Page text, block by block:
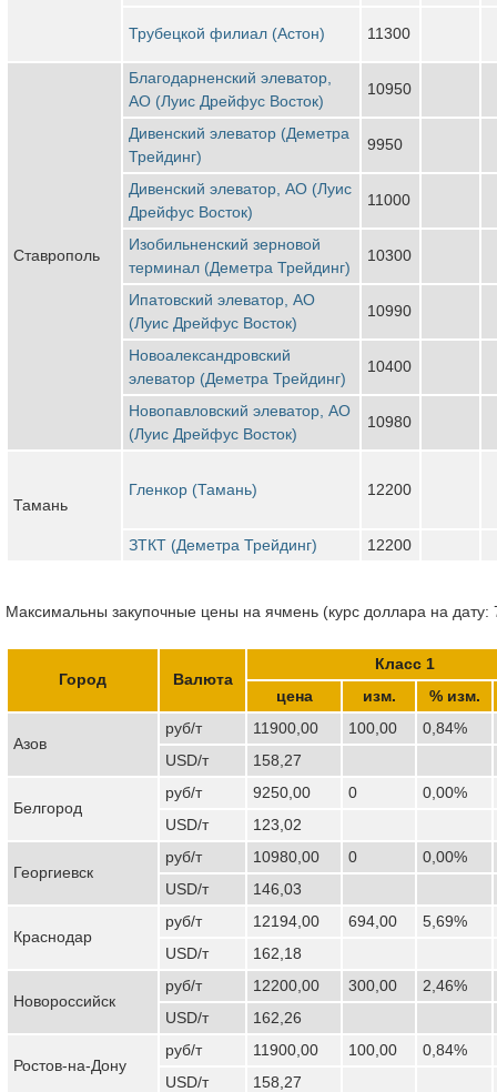
Трубецкой филиал (Астон) 11300
Ставрополь
Благодарненский элеватор,
АО (Луис Дрейфус Восток)
10950
Дивенский элеватор (Деметра
Трейдинг)
9950
Дивенский элеватор, АО (Луис
Дрейфус Восток)
11000
Изобильненский зерновой
терминал (Деметра Трейдинг)
10300
Ипатовский элеватор, АО
(Луис Дрейфус Восток)
10990
Новоалександровский
элеватор (Деметра Трейдинг)
10400
Новопавловский элеватор, АО
(Луис Дрейфус Восток)
10980
Тамань
Гленкор (Тамань) 12200
ЗТКТ (Деметра Трейдинг) 12200
Максимальны закупочные цены на ячмень (курс доллара на дату:
Город Валюта
Класс 1
цена
изм. % изм.
Азов
руб/т 11900,00 100,00
0,84%
USD/т
158,27
Белгород
руб/т 9250,00 0
0,00%
USD/т
123,02
Георгиевск
руб/т 10980,00 0
0,00%
USD/т
146,03
Краснодар
руб/т 12194,00 694,00
5,69%
USD/т
162,18
Новороссийск
руб/т 12200,00 300,00
2,46%
USD/т
162,26
Ростов-на-Дону
руб/т 11900,00 100,00
0,84%
USD/т
158,27